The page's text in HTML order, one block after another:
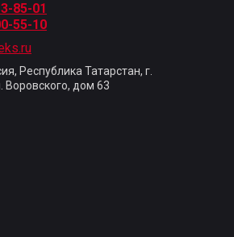
85-01
55-10
Республика Татарстан, г.
Воровского, дом 63